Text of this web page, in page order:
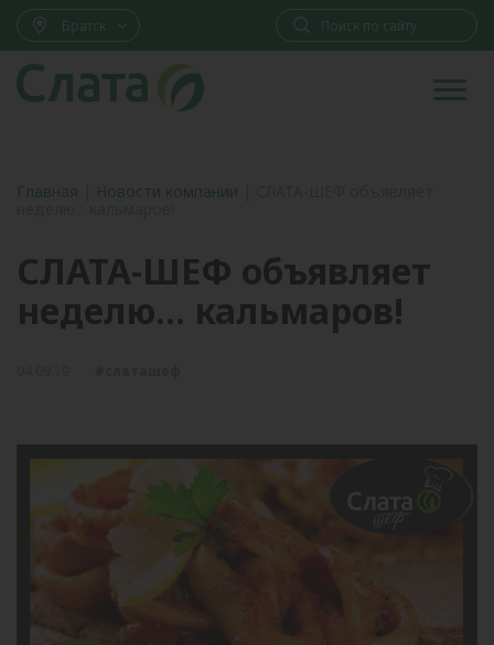
Братск
Главная Новости компании
СЛАТА-ШЕФ объявляет
неделю... кальмаров!